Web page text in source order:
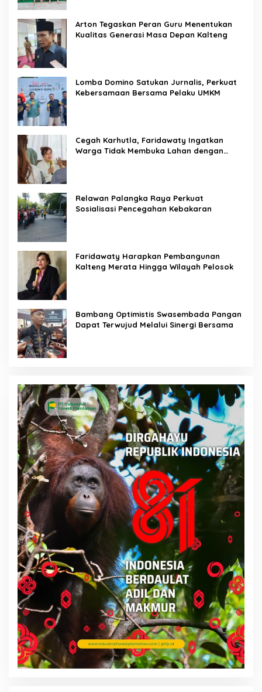
Arton Tegaskan Peran Guru Menentukan
Kualitas Generasi Masa Depan Kalteng
Lomba Domino Satukan Jurnalis, Perkuat
Kebersamaan Bersama Pelaku UMKM
Cegah Karhutla, Faridawaty Ingatkan
Warga Tidak Membuka Lahan dengan
Relawan Palangka Raya Perkuat
Sosialisasi Pencegahan Kebakaran
Faridawaty Harapkan Pembangunan
Kalteng Merata Hingga Wilayah Pelosok
Bambang Optimistis Swasembada Pangan
Dapat Terwujud Melalui Sinergi Bersama